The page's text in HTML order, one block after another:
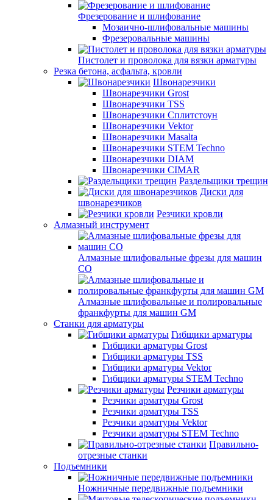
Фрезерование и шлифование
Мозаично-шлифовальные машины
Фрезеровальные машины
Пистолет и проволока для вязки арматуры
Резка бетона, асфальта, кровли
Швонарезчики
Швонарезчики Grost
Швонарезчики TSS
Швонарезчики Сплитстоун
Швонарезчики Vektor
Швонарезчики Masalta
Швонарезчики STEM Techno
Швонарезчики DIAM
Швонарезчики CIMAR
Раздельщики трещин
Диски для
швонарезчиков
Резчики кровли
Алмазный инструмент
Алмазные шлифовальные фрезы для машин
СО
Алмазные шлифовальные и полировальные
франкфурты для машин GM
Станки для арматуры
Гибщики арматуры
Гибщики арматуры Grost
Гибщики арматуры TSS
Гибщики арматуры Vektor
Гибщики арматуры STEM Techno
Резчики арматуры
Резчики арматуры Grost
Резчики арматуры TSS
Резчики арматуры Vektor
Резчики арматуры STEM Techno
Правильно-
отрезные станки
Подъемники
Ножничные передвижные подъемники